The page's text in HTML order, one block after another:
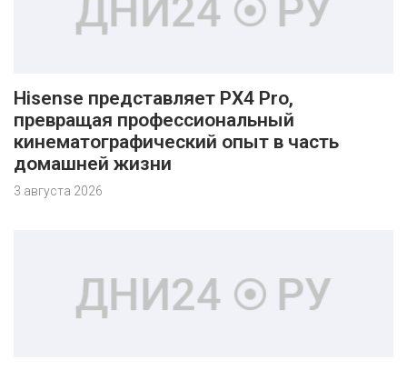
Hisense представляет PX4 Pro,
превращая профессиональный
кинематографический опыт в часть
домашней жизни
3 августа 2026